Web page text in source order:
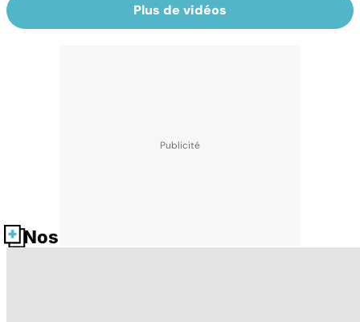
Plus de vidéos
Nos fiches santé